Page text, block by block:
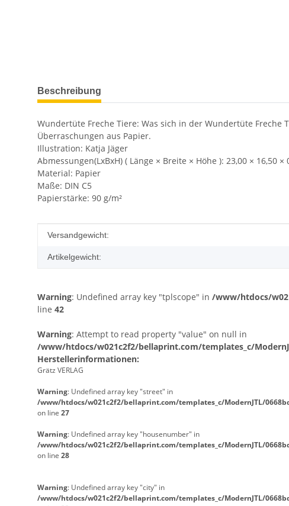
weitere Registerkarten anzeigen
Beschreibung
Wundertüte Freche Tiere: Was sich in der Wundertüte
Überraschungen aus Papier.
Illustration: Katja Jäger
Abmessungen(LxBxH) ( Länge × Breite × Höhe ): 23,00 × 16,50 ×
Material: Papier
Maße: DIN C5
Papierstärke: 90 g/m²
Produkteigenschaft
Wert
Versandgewicht:
Artikelgewicht:
Warning: Undefined array key "tplscope" in /www/htdocs/
line 42
Warning: Attempt to read property "value" on null in
/www/htdocs/w021c2f2/bellaprint.com/templates_c/
Herstellerinformationen:
Grätz VERLAG
Warning: Undefined array key "street" in
/www/htdocs/w021c2f2/bellaprint.com/templates_c/ModernJTL/
on line 27
Warning: Undefined array key "housenumber" in
/www/htdocs/w021c2f2/bellaprint.com/templates_c/ModernJTL/
on line 28
Warning: Undefined array key "city" in
/www/htdocs/w021c2f2/bellaprint.com/templates_c/ModernJTL/